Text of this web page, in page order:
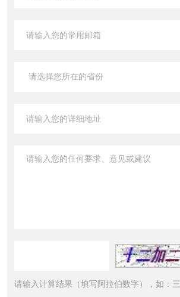
请输入计算结果（填写阿拉伯数字），如：